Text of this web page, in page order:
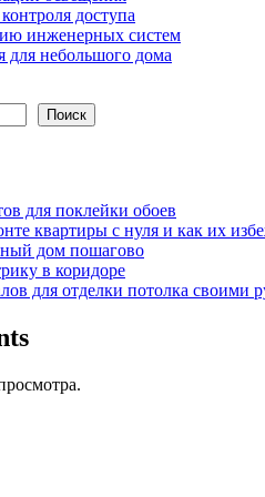
доступа
инженерных систем
для небольшого дома
Поиск
для поклейки обоев
квартиры с нуля и как их
дом пошагово
в коридоре
для отделки потолка своими